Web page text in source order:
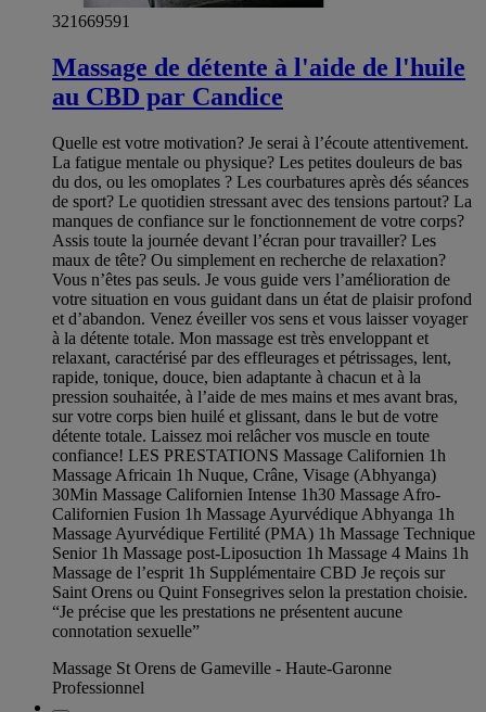
321669591
Massage de détente à l'aide de l'huile
au CBD par Candice
Quelle est votre motivation? Je serai à l’écoute attentivement.
La fatigue mentale ou physique? Les petites douleurs de bas
du dos, ou les omoplates ? Les courbatures après dés séances
de sport? Le quotidien stressant avec des tensions partout? La
manques de confiance sur le fonctionnement de votre corps?
Assis toute la journée devant l’écran pour travailler? Les
maux de tête? Ou simplement en recherche de relaxation?
Vous n’êtes pas seuls. Je vous guide vers l’amélioration de
votre situation en vous guidant dans un état de plaisir profond
et d’abandon. Venez éveiller vos sens et vous laisser voyager
à la détente totale. Mon massage est très enveloppant et
relaxant, caractérisé par des effleurages et pétrissages, lent,
rapide, tonique, douce, bien adaptante à chacun et à la
pression souhaitée, à l’aide de mes mains et mes avant bras,
sur votre corps bien huilé et glissant, dans le but de votre
détente totale. Laissez moi relâcher vos muscle en toute
confiance! LES PRESTATIONS Massage Californien 1h
Massage Africain 1h Nuque, Crâne, Visage (Abhyanga)
30Min Massage Californien Intense 1h30 Massage Afro-
Californien Fusion 1h Massage Ayurvédique Abhyanga 1h
Massage Ayurvédique Fertilité (PMA) 1h Massage Technique
Senior 1h Massage post-Liposuction 1h Massage 4 Mains 1h
Massage de l’esprit 1h Supplémentaire CBD Je reçois sur
Saint Orens ou Quint Fonsegrives selon la prestation choisie.
“Je précise que les prestations ne présentent aucune
connotation sexuelle”
Massage St Orens de Gameville - Haute-Garonne
Professionnel